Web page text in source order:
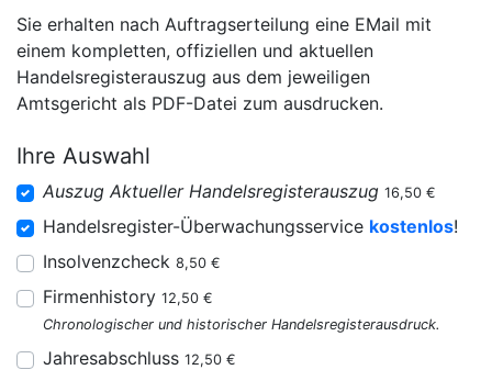
Sie erhalten nach Auftragserteilung eine EMail mit
einem kompletten, offiziellen und aktuellen
Handelsregisterauszug aus dem jeweiligen
Amtsgericht als PDF-Datei zum ausdrucken.
Ihre Auswahl
Auszug Aktueller Handelsregisterauszug 16,50 €
Handelsregister-Überwachungsservice kostenlos!
Insolvenzcheck 8,50 €
Firmenhistory 12,50 €
Chronologischer und historischer Handelsregisterausdruck.
Jahresabschluss 12,50 €